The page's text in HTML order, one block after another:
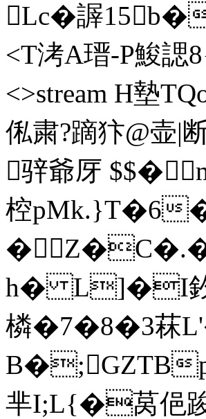
Lc�謘15b�
<T洘A瑨-P鮻諰8
<>stream H墊
俬粛?蹢犿@
骍爺厊
椌pMk.}T�6
�
h� L]�I釸濃
橉�7�8�3菻
B�;GZTB
芈I;L{�莴俋踆